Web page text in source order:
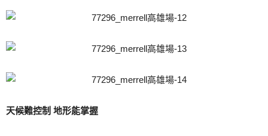
天候難控制 地形能掌握